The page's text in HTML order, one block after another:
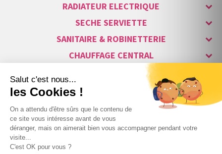
RADIATEUR ELECTRIQUE
SECHE SERVIETTE
SANITAIRE & ROBINETTERIE
CHAUFFAGE CENTRAL
ALARME & SÉCURITÉ
MAISON CONNECTÉE
VISIOPHONE & INTERPHONE
LUMINAIRES & ECLAIRAGE